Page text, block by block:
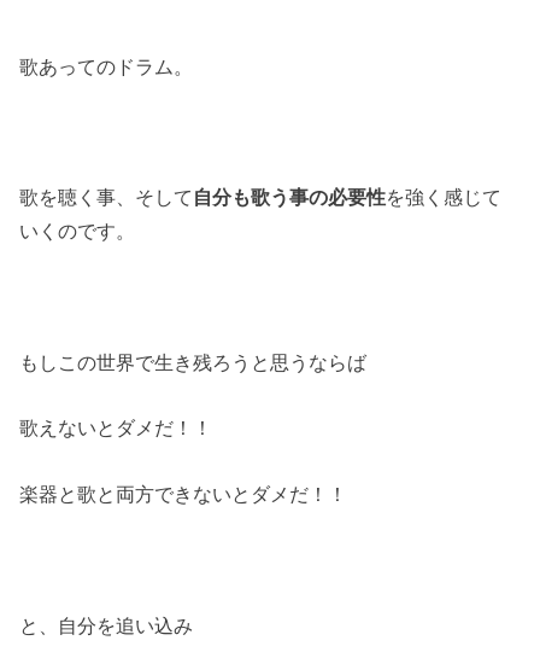
歌あってのドラム。
歌を聴く事、そして 自分も歌う事の必要性を強く感じて
いくのです。
もしこの世界で生き残ろうと思うならば
歌えないとダメだ！！
楽器と歌と両方できないとダメだ！！
と、自分を追い込み